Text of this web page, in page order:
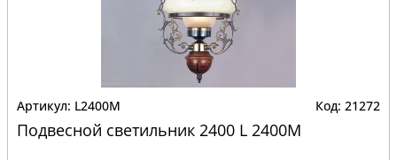
L2400M 21272
Подвесной светильник 2400 L 2400M